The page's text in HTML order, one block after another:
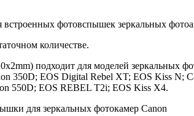
встроенных фотовспышек зеркальных
количестве.
подходит для моделей зеркальных
350D; EOS Digital Rebel XT; EOS Kiss N;
550D; EOS REBEL T2i; EOS Kiss X4.